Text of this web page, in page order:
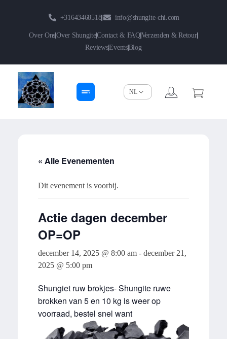
+31643468518 info@shungite-chi.com
Over OnsOver ShungiteContact & FAQVerzenden & Retour
ReviewsEventsBlog
« Alle Evenementen
Dit evenement is voorbij.
Actie dagen december
OP=OP
december 14, 2025 @ 8:00 am - december 21,
2025 @ 5:00 pm
Shungiet ruw brokjes- Shungite ruwe
brokken van 5 en 10 kg is weer op
voorraad, bestel snel want